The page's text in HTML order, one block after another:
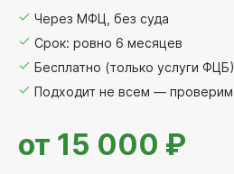
Через МФЦ, без суда
Срок: ровно 6 месяцев
Бесплатно (только услуги ФЦБ)
Подходит не всем — проверим
от 15 000 ₽